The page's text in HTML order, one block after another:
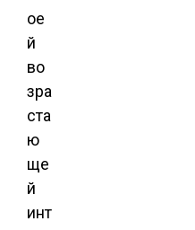
ое
й
во
зра
ста
ю
ще
й
инт